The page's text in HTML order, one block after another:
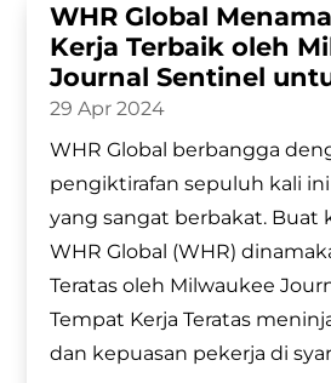
WHR Global
Kerja Terbaik oleh
Journal Sentinel
29 Apr 2024
WHR Global berbangga
pengiktirafan sepuluh kali
yang sangat berbakat. Buat
WHR Global (WHR)
Teratas oleh Milwaukee
Tempat Kerja Teratas
dan kepuasan pekerja di